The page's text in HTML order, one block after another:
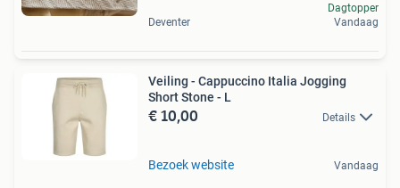
Deventer
Dagtopper
Vandaag
Veiling - Cappuccino Italia Jogging
Short Stone - L
€ 10,00 Details
Bezoek website Vandaag